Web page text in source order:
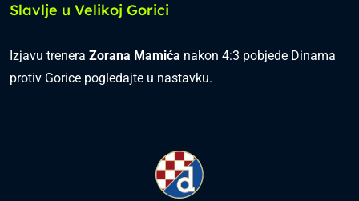
Slavlje u Velikoj Gorici
Izjavu trenera Zorana Mamića nakon 4:3 pobjede Dinama
protiv Gorice pogledajte u nastavku.